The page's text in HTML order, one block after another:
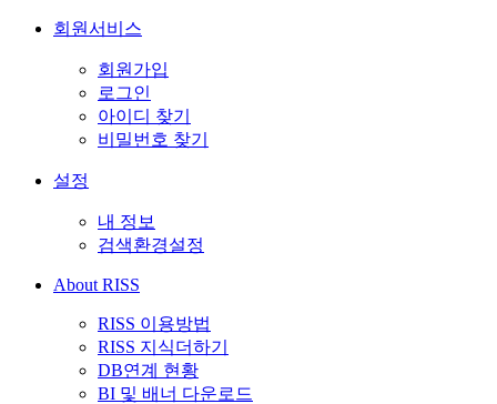
회원서비스
회원가입
로그인
아이디 찾기
비밀번호 찾기
설정
내 정보
검색환경설정
About RISS
RISS 이용방법
RISS 지식더하기
DB연계 현황
BI 및 배너 다운로드